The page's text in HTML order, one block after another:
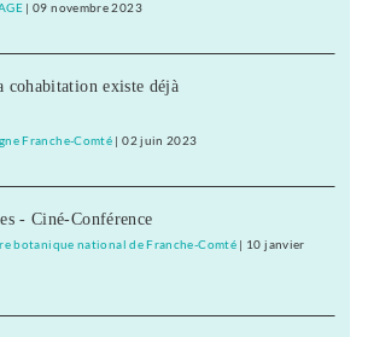
|09 novembre 2023
existe déjà
Franche-Comté |02 juin 2023
- Ciné-Conférence
botanique national de Franche-Comté| 10 janvier